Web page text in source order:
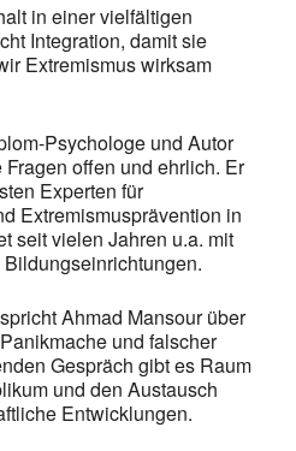
in einer vielfältigen
Integration, damit sie
Extremismus wirksam
Psychologe und Autor
offen und ehrlich. Er
Experten für
Extremismusprävention in
seit vielen Jahren u.a. mit
Ahmad Mansour über
und falscher
Gespräch gibt es Raum
und den Austausch
Entwicklungen.